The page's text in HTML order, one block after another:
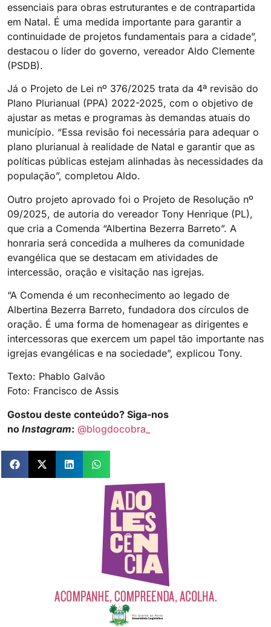
essenciais para obras estruturantes e de contrapartida
em Natal. É uma medida importante para garantir a
continuidade de projetos fundamentais para a cidade”,
destacou o líder do governo, vereador Aldo Clemente
(PSDB).
Já o Projeto de Lei nº 376/2025 trata da 4ª revisão do
Plano Plurianual (PPA) 2022-2025, com o objetivo de
ajustar as metas e programas às demandas atuais do
município. “Essa revisão foi necessária para adequar o
plano plurianual à realidade de Natal e garantir que as
políticas públicas estejam alinhadas às necessidades da
população”, completou Aldo.
Outro projeto aprovado foi o Projeto de Resolução nº
09/2025, de autoria do vereador Tony Henrique (PL),
que cria a Comenda “Albertina Bezerra Barreto”. A
honraria será concedida a mulheres da comunidade
evangélica que se destacam em atividades de
intercessão, oração e visitação nas igrejas.
“A Comenda é um reconhecimento ao legado de
Albertina Bezerra Barreto, fundadora dos círculos de
oração. É uma forma de homenagear as dirigentes e
intercessoras que exercem um papel tão importante nas
igrejas evangélicas e na sociedade”, explicou Tony.
Texto: Phablo Galvão
Foto: Francisco de Assis
Gostou deste conteúdo? Siga-nos
no Instagram: @blogdocobra_